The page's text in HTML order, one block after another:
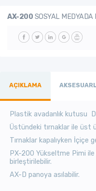
AX-200 SOSYAL MEDYADA
AÇIKLAMA
Plastik avadanlık kutusu
Üstündeki tırnaklar ile üst
Tırnaklar kapalıyken İçiçe
PX-200 Yükseltme Pimi
birleştirilebilir.
AX-D panoya asılabilir.